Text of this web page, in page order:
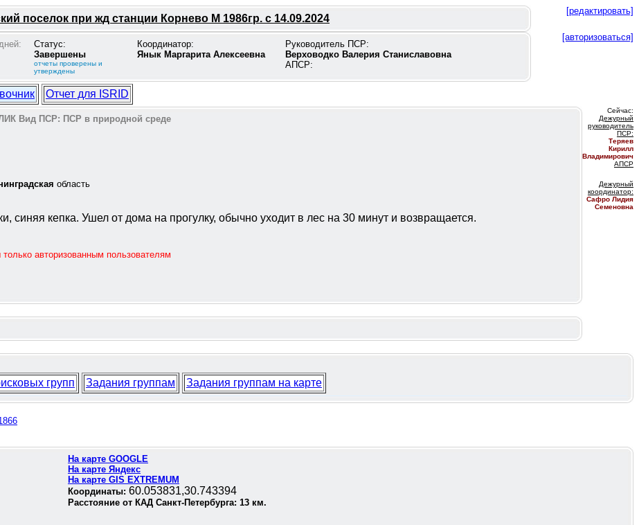
поселок при жд станции Корнево М 1986гр. с 14.09.2024
[редактировать]
Статус:
Завершены
отчеты проверены и
утверждены
Координатор:
Янык Маргарита Алексеевна
Руководитель ПСР:
Верховодко Валерия Станиславовна
АПСР:
[авторизоваться]
Отчет для ISRID
Вид ПСР: ПСР в природной среде
область
синяя кепка. Ушел от дома на прогулку, обычно уходит в лес на 30 минут и возвращается.
авторизованным пользователям
Сейчас:
Дежурный
руководитель
ПСР:
Теряев
Кирилл
Владимирович
АПСР
Дежурный
координатор:
Сафро Лидия
Семеновна
групп Задания группам Задания группам на карте
На карте GOOGLE
На карте Яндекс
На карте GIS EXTREMUM
Координаты: 60.053831,30.743394
Расстояние от КАД Санкт-Петербурга: 13 км.